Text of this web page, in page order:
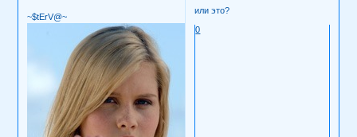
~$tErV@~
или это?
0